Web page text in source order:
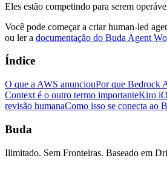
Eles estão competindo para serem
Você pode começar a criar human-led
ou ler a documentação do Buda Agent
Índice
O que a AWS anunciouPor que Bedrock
Context é o outro termo importanteKiro
revisão humanaComo isso se conecta ao
Buda
Ilimitado. Sem Fronteiras. Baseado em